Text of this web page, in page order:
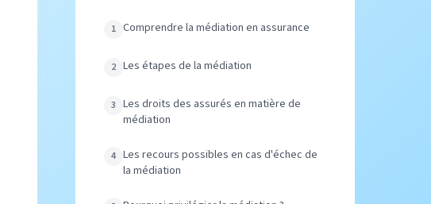
Comprendre la médiation en assurance
Les étapes de la médiation
Les droits des assurés en matière de
médiation
Les recours possibles en cas d'échec de
la médiation